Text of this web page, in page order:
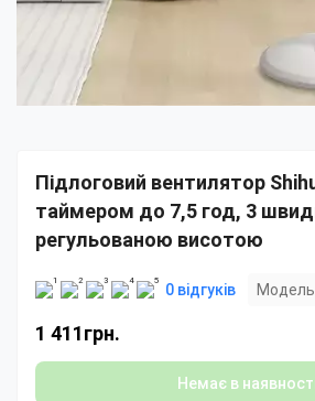
Підлоговий вентилятор
таймером до 7,5 год, 3
регульованою висотою
0 відгуків
1 411грн.
Немає в